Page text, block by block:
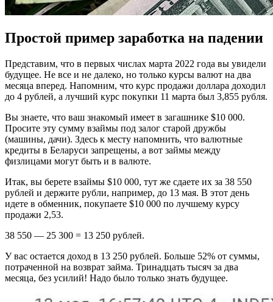
Простой пример заработка на падении
Представим, что в первых числах марта 2022 года вы увидели
будущее. Не все и не далеко, но только курсы валют на два
месяца вперед. Напомним, что курс продажи доллара доходил
до 4 рублей, а лучший курс покупки 11 марта был 3,855 рубля.
Вы знаете, что ваш знакомый имеет в загашнике $10 000.
Просите эту сумму взаймы под залог старой дружбы
(машины, дачи). Здесь к месту напомнить, что валютные
кредиты в Беларуси запрещены, а вот займы между
физлицами могут быть и в валюте.
Итак, вы берете взаймы $10 000, тут же сдаете их за 38 550
рублей и держите рубли, например, до 13 мая. В этот день
идете в обменник, покупаете $10 000 по лучшему курсу
продажи 2,53.
38 550 — 25 300 = 13 250 рублей.
У вас остается доход в 13 250 рублей. Больше 52% от суммы,
потраченной на возврат займа. Тринадцать тысяч за два
месяца, без усилий! Надо было только знать будущее.